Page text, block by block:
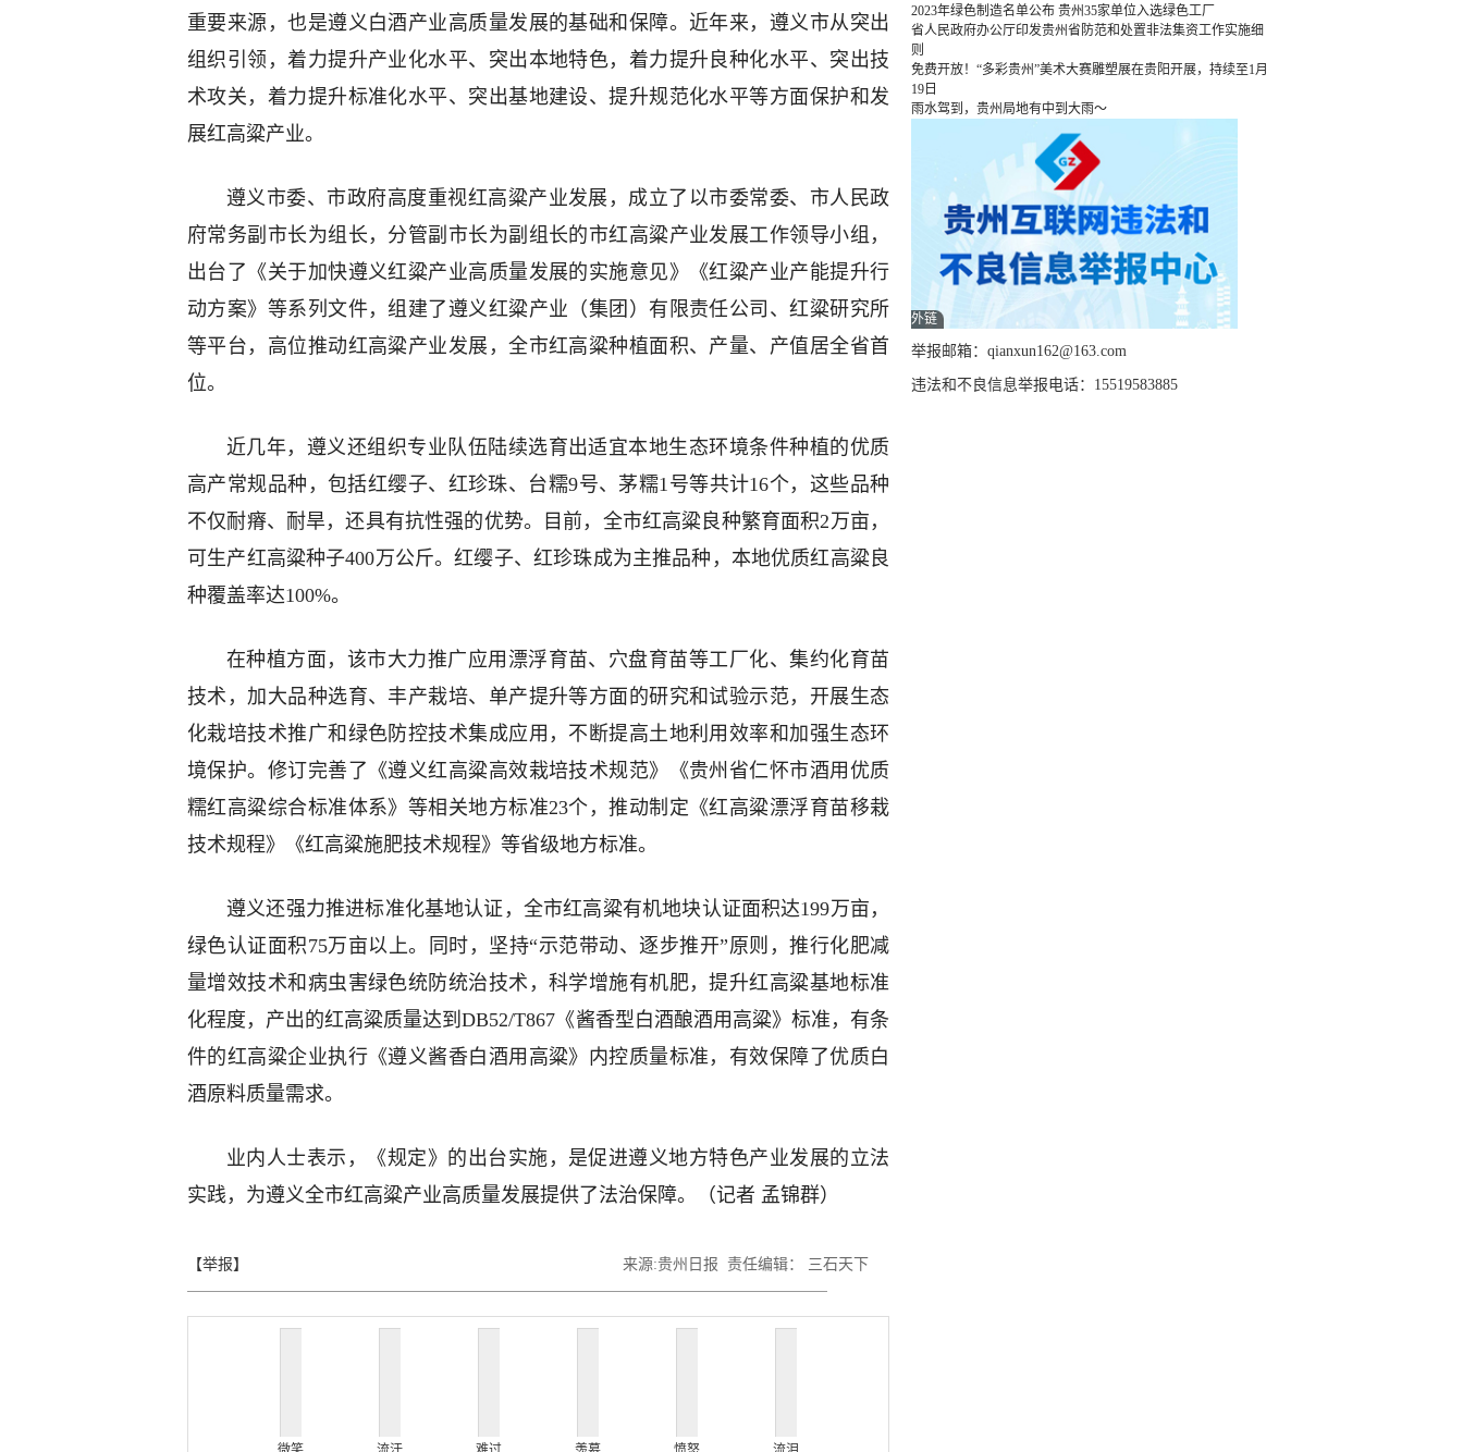
重要来源，也是遵义白酒产业高质量发展的基础和保障。近年来，遵义市从突出
组织引领，着力提升产业化水平、突出本地特色，着力提升良种化水平、突出技
术攻关，着力提升标准化水平、突出基地建设、提升规范化水平等方面保护和发
展红高粱产业。
遵义市委、市政府高度重视红高粱产业发展，成立了以市委常委、市人民政
府常务副市长为组长，分管副市长为副组长的市红高粱产业发展工作领导小组，
出台了《关于加快遵义红粱产业高质量发展的实施意见》《红粱产业产能提升行
动方案》等系列文件，组建了遵义红粱产业（集团）有限责任公司、红粱研究所
等平台，高位推动红高粱产业发展，全市红高粱种植面积、产量、产值居全省首
位。
近几年，遵义还组织专业队伍陆续选育出适宜本地生态环境条件种植的优质
高产常规品种，包括红缨子、红珍珠、台糯9号、茅糯1号等共计16个，这些品种
不仅耐瘠、耐旱，还具有抗性强的优势。目前，全市红高粱良种繁育面积2万亩，
可生产红高粱种子400万公斤。红缨子、红珍珠成为主推品种，本地优质红高粱良
种覆盖率达100%。
在种植方面，该市大力推广应用漂浮育苗、穴盘育苗等工厂化、集约化育苗
技术，加大品种选育、丰产栽培、单产提升等方面的研究和试验示范，开展生态
化栽培技术推广和绿色防控技术集成应用，不断提高土地利用效率和加强生态环
境保护。修订完善了《遵义红高粱高效栽培技术规范》《贵州省仁怀市酒用优质
糯红高粱综合标准体系》等相关地方标准23个，推动制定《红高粱漂浮育苗移栽
技术规程》《红高粱施肥技术规程》等省级地方标准。
遵义还强力推进标准化基地认证，全市红高粱有机地块认证面积达199万亩，
绿色认证面积75万亩以上。同时，坚持“示范带动、逐步推开”原则，推行化肥减
量增效技术和病虫害绿色统防统治技术，科学增施有机肥，提升红高粱基地标准
化程度，产出的红高粱质量达到DB52/T867《酱香型白酒酿酒用高粱》标准，有条
件的红高粱企业执行《遵义酱香白酒用高粱》内控质量标准，有效保障了优质白
酒原料质量需求。
业内人士表示，《规定》的出台实施，是促进遵义地方特色产业发展的立法
实践，为遵义全市红高粱产业高质量发展提供了法治保障。（记者 孟锦群）
【举报】 来源:贵州日报 责任编辑： 三石天下
2023年绿色制造名单公布 贵州35家单位入选绿色工厂
省人民政府办公厅印发贵州省防范和处置非法集资工作实施细
则
免费开放！“多彩贵州”美术大赛雕塑展在贵阳开展，持续至1月
19日
雨水驾到，贵州局地有中到大雨～
外链
举报邮箱：qianxun162@163.com
违法和不良信息举报电话：15519583885